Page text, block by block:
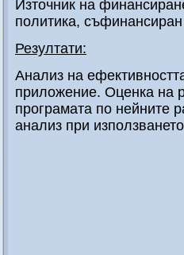
Източник на
политика,
Резултати:
Анализ на
приложение. Оценка на
програмата по нейните
анализ при